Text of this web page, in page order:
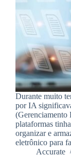
Durante muito
por IA
(Gerenciamento
plataformas
organizar e
eletrônico para
Accurate